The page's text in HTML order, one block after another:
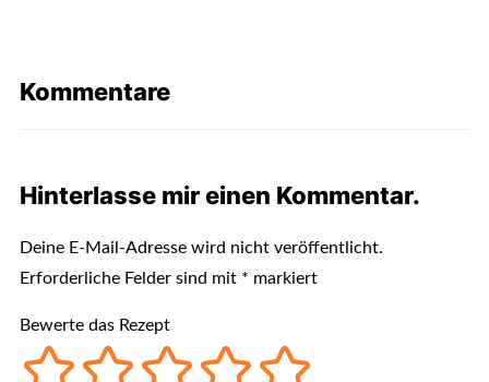
Kommentare
Hinterlasse mir einen Kommentar.
Deine E-Mail-Adresse wird nicht veröffentlicht.
Erforderliche Felder sind mit * markiert
Bewerte das Rezept